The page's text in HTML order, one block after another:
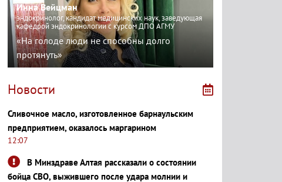
Инна Вейцман
эндокринолог, кандидат медицинских наук, заведующая
кафедрой эндокринологии с курсом ДПО АГМУ
«На голоде люди не способны долго
протянуть»
Новости
Сливочное масло, изготовленное барнаульским
предприятием, оказалось маргарином
12:07
В Минздраве Алтая рассказали о состоянии
бойца СВО, выжившего после удара молнии и